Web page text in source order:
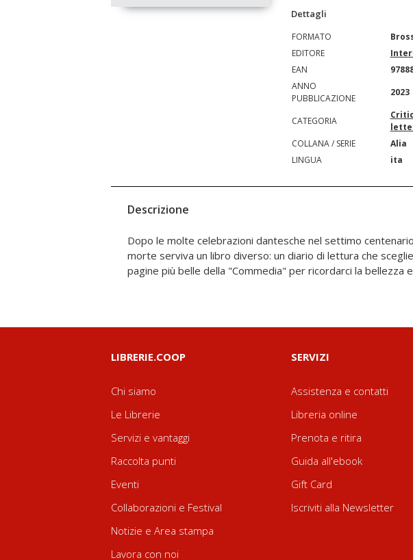
Dettagli
FORMATO
EDITORE
EAN
ANNO
PUBBLICAZIONE
2023
CATEGORIA
COLLANA / SERIE
Alia
LINGUA
ita
Descrizione
Dopo le molte celebrazioni dantesche nel settimo
morte serviva un libro diverso: un diario di lettura che
pagine più belle della "Commedia" per ricordarci la bellezza e
l'importanza di sentimenti e valori. È un breviario laico e
gustare il piacere di ritrovarci «nel mezzo del cammin di
LIBRERIE.COOP
Chi siamo
Le Librerie
Servizi e vantaggi
Raccolta punti
Eventi
Collaborazioni e Festival
Notizie e Area stampa
Lavora con noi
SERVIZI
Assistenza e contatti
Libreria online
Prenota e ritira
Guida all'ebook
Gift Card
Iscriviti alla Newsletter